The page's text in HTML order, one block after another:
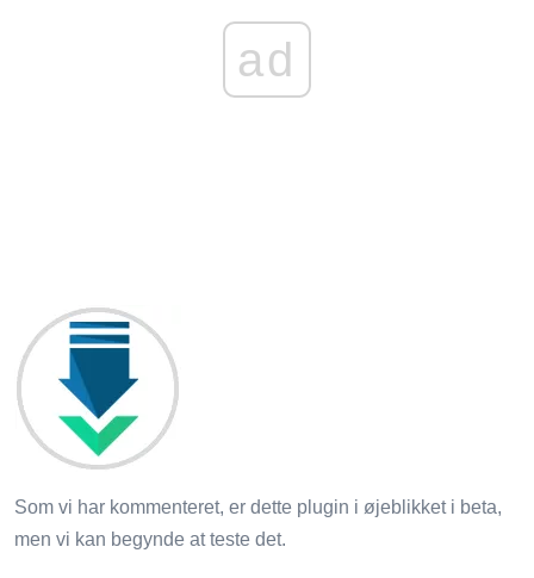
ad
Som vi har kommenteret, er dette plugin i øjeblikket i beta,
men vi kan begynde at teste det.